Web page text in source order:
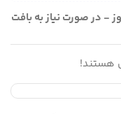
ارسال: در صورت موجودی 1 الی 3 روز - در صورت نیاز به بافت
هستند!